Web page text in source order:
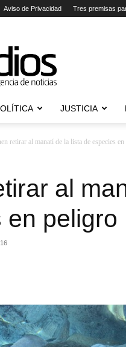
Aviso de Privacidad Tres premisas
JUSTICIA
retirar al manatí de la lista de especies
al
en peligro